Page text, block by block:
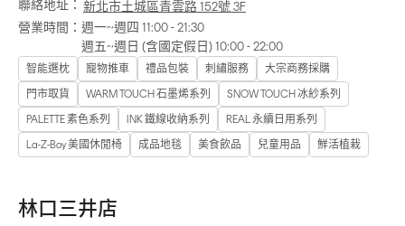
聯絡地址： 新北市土城區青雲路 152號 3F
營業時間： 週一~週四 11:00 - 21:30
週五~週日 (含國定假日) 10:00 - 22:00
智能選枕 寵物推車 禮品包裝 刺繡服務
大宗商務採購
門市取貨
WARM TOUCH 石墨烯系列
SNOW TOUCH 冰紗系列
PALETTE 素色系列
INK 鐵線收納系列
REAL 永續日用系列
La-Z-Boy 美國休閒椅
成品地毯 美食飲品 兒童用品 鮮活植栽
林口三井店